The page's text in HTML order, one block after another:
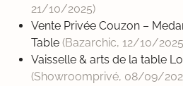
21/10/2025)
Vente Privée Couzon –
Table (Bazarchic, 12/10/2025
Vaisselle & arts de la table
(Showroomprivé, 08/09/